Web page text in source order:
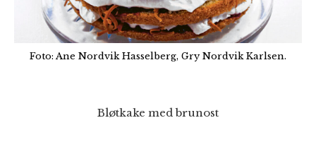
Foto: Ane Nordvik Hasselberg, Gry Nordvik Karlsen.
Bløtkake med brunost